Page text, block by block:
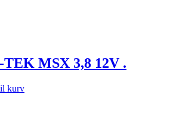
MSX 3,8 12V .
kurv